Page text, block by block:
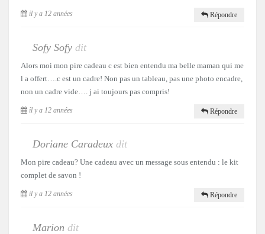
il y a 12 années Répondre
Sofy Sofy dit
Alors moi mon pire cadeau c est bien entendu ma belle maman qui me
l a offert….c est un cadre! Non pas un tableau, pas une photo encadre,
non un cadre vide…. j ai toujours pas compris!
il y a 12 années Répondre
Doriane Caradeux dit
Mon pire cadeau? Une cadeau avec un message sous entendu : le kit
complet de savon !
il y a 12 années Répondre
Marion dit